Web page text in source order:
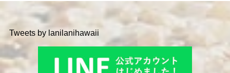
Tweets by lanilanihawaii